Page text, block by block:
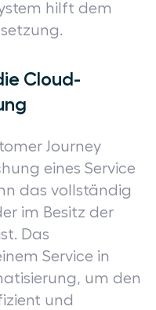
hilft dem
Cloud-
Journey
eines Service
das vollständig
im Besitz der
Das
Service in
um den
und